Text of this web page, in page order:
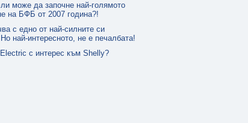
може да започне най-голямото
на БФБ от 2007 година?!
с едно от най-силните си
най-интересното, не е печалбата!
с интерес към Shelly?